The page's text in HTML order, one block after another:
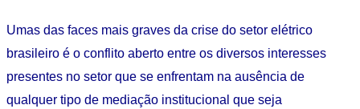
Umas das faces mais graves da crise do setor elétrico
brasileiro é o conflito aberto entre os diversos interesses
presentes no setor que se enfrentam na ausência de
qualquer tipo de mediação institucional que seja